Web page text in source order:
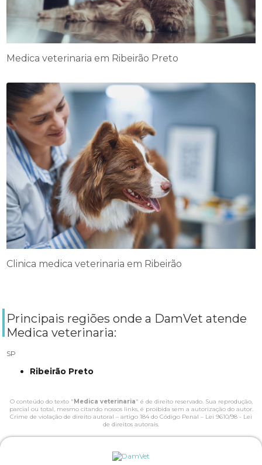
Medica veterinaria em Ribeirão Preto
Clinica medica veterinaria em Ribeirão
Principais regiões onde a DamVet atende
Medica veterinaria:
SP
Ribeirão Preto
O conteúdo do texto "Medica veterinaria" é de direito reservado. Sua reprodução,
parcial ou total, mesmo citando nossos links, é proibida sem a autorização do autor.
Crime de violação de direito autoral – artigo 184 do Código Penal – Lei 9610/98 - Lei
de direitos autorais.